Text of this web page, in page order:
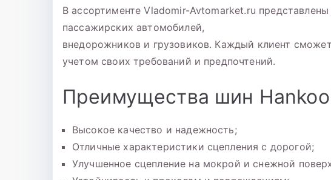
В ассортименте Vladomir-Avtomarket.ru
пассажирских автомобилей,
внедорожников и грузовиков. Каждый клиент
учетом своих требований и предпочтений.
Преимущества шин
Высокое качество и надежность;
Отличные характеристики сцепления с дорогой;
Улучшенное сцепление на мокрой и снежной